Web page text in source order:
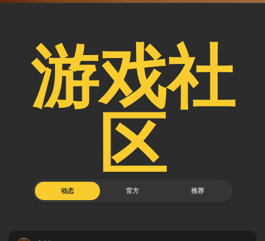
游戏社
区
动态 官方 推荐